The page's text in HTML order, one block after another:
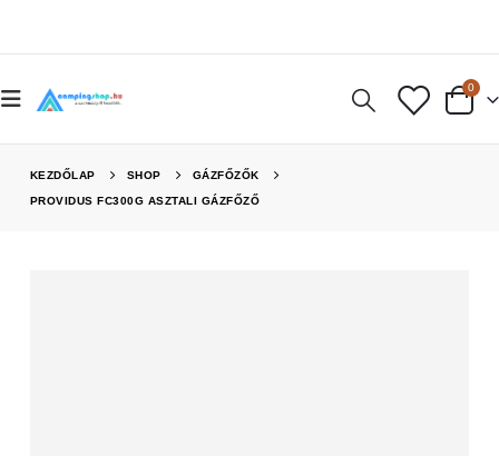
0
KEZDŐLAP SHOP GÁZFŐZŐK
PROVIDUS FC300G ASZTALI GÁZFŐZŐ